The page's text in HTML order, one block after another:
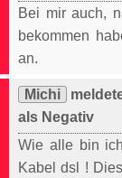
Bei mir auch,
bekommen
an.
Michi
als Negativ
Wie alle bin
Kabel dsl !